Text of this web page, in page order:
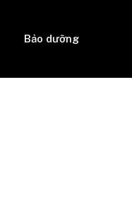
Bảo dưỡng